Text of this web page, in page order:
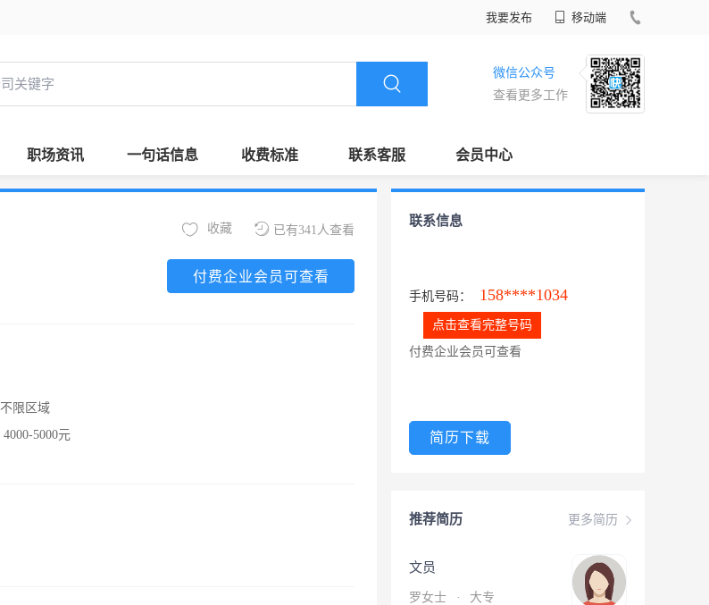
我要发布 移动端
微信公众号
查看更多工作
职场资讯 一句话信息 收费标准 联系客服 会员中心
已有341人查看
收藏
付费企业会员可查看
不限区域
4000-5000元
联系信息
手机号码： 158****1034
点击查看完整号码
付费企业会员可查看
简历下载
更多简历
推荐简历
文员
罗女士 · 大专